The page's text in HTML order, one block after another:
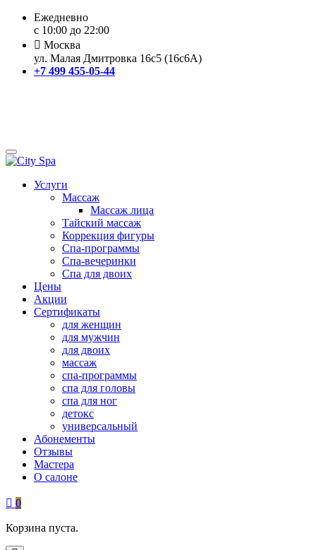
Ежедневно
с 10:00 до 22:00
Москва
ул. Малая Дмитровка 16с5 (16с6А)
+7 499 455-05-44
Услуги
Массаж
Массаж лица
Тайский массаж
Коррекция фигуры
Спа-программы
Спа-вечеринки
Спа для двоих
Цены
Акции
Сертификаты
для женщин
для мужчин
для двоих
массаж
спа-программы
спа для головы
спа для ног
детокс
универсальный
Абонементы
Отзывы
Мастера
О салоне
0
Корзина пуста.